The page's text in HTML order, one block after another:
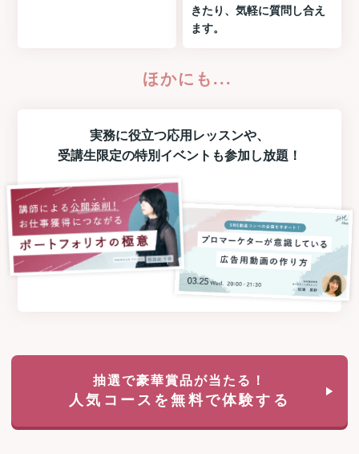
きたり、気軽に質問し合え
ます。
ほかにも...
実務に役立つ応用レッスンや、
受講生限定の特別イベント も参加し放題！
抽選で豪華賞品が当たる！
人気コースを無料で体験する